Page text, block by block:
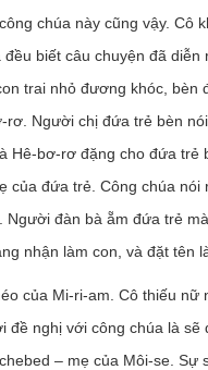
chúa này cũng vậy. Cô
biết câu chuyện đã diễn
trai nhỏ đương khóc, bèn
Người chị đứa trẻ bèn
Hê-bơ-rơ đặng cho đứa trẻ
của đứa trẻ. Công chúa
Người đàn bà ẵm đứa trẻ
nhận làm con, và đặt tên
của Mi-ri-am. Cô thiếu
đề nghị với công chúa là sẽ
– mẹ của Môi-se. Sự